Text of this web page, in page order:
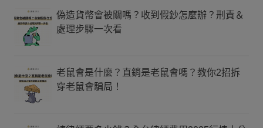
偽造貨幣會被關嗎？收到假鈔怎麼辦？刑責＆
處理步驟一次看
老鼠會是什麼？直銷是老鼠會嗎？教你2招拆
穿老鼠會騙局！